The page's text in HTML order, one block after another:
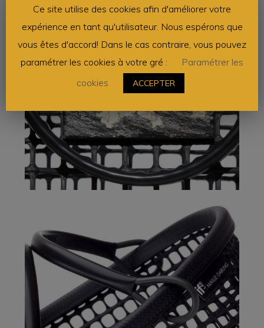
Ce site utilise des cookies afin d'améliorer votre
expérience en tant qu'utilisateur. Nous espérons que
vous êtes d'accord! Dans le cas contraire, vous pouvez
paramétrer les cookies à votre gré :
Paramétrer les
cookies
ACCEPTER